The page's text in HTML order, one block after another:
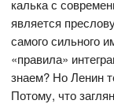
калька с
является
самого сильного
«правила»
знаем? Но Ленин
Потому, что